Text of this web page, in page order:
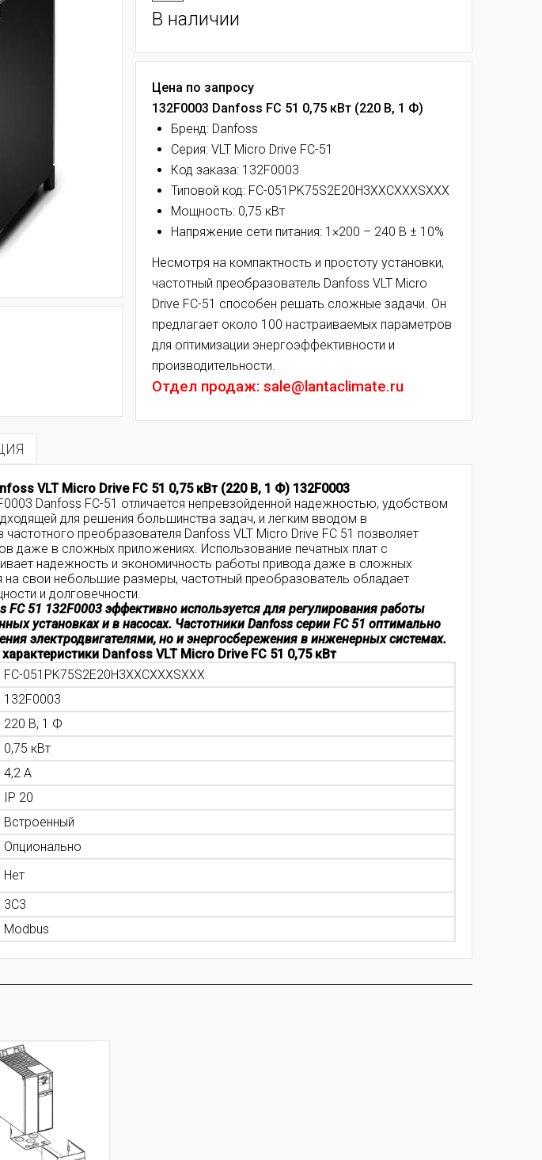
В наличии
Цена по запросу
132F0003 Danfoss FC 51 0,75 кВт (220 В, 1 Ф)
Бренд: Danfoss
Серия: VLT Micro Drive FC-51
Код заказа: 132F0003
Типовой код: FC-051PK75S2E20H3XXCXXXSXXX
Мощность: 0,75 кВт
Напряжение сети питания: 1×200 – 240 В ± 10%
Несмотря на компактность и простоту установки,
частотный преобразователь Danfoss VLT Micro
Drive FC-51 способен решать сложные задачи. Он
предлагает около 100 настраиваемых параметров
для оптимизации энергоэффективности и
производительности.
Отдел продаж: sale@lantaclimate.ru
VLT Micro Drive FC 51 0,75 кВт (220 В, 1 Ф) 132F0003
Danfoss FC-51 отличается непревзойденной надежностью, удобством
для решения большинства задач, и легким вводом в
преобразователя Danfoss VLT Micro Drive FC 51 позволяет
даже в сложных приложениях. Использование печатных плат с
надежность и экономичность работы привода даже в сложных
на свои небольшие размеры, частотный преобразователь обладает
и долговечности.
FC 51 132F0003 эффективно используется для регулирования работы
установках и в насосах. Частотники Danfoss серии FC 51 оптимально
электродвигателями, но и энергосбережения в инженерных системах.
Danfoss VLT Micro Drive FC 51 0,75 кВт
FC-051PK75S2E20H3XXCXXXSXXX
132F0003
220 В, 1 Ф
0,75 кВт
4,2 А
IP 20
Встроенный
Опционально
Нет
3С3
Modbus